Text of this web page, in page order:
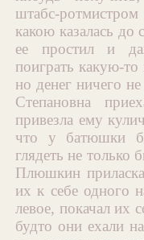
штабс-
какою казалась
ее простил и
поиграть какую-
но денег ничего
Степановна
привезла ему
что у батюшки
глядеть не только
Плюшкин
их к себе одного
левое, покачал их
будто они ехали